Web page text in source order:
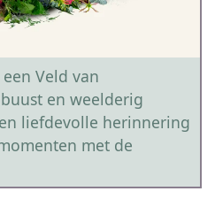
Veld van
en weelderig
liefdevolle herinnering
met de